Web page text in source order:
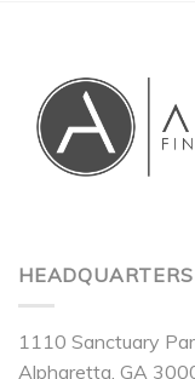
HEADQUARTERS
1110 Sanctuary
Alpharetta, GA